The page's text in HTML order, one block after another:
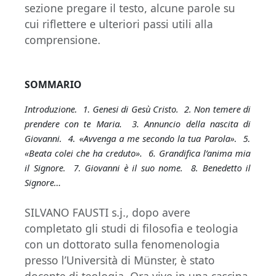
sezione pregare il testo, alcune parole su
cui riflettere e ulteriori passi utili alla
comprensione.
SOMMARIO
Introduzione. 1. Genesi di Gesù Cristo. 2. Non temere di
prendere con te Maria. 3. Annuncio della nascita di
Giovanni. 4. «Avvenga a me secondo la tua Parola». 5.
«Beata colei che ha creduto». 6. Grandifica l’anima mia
il Signore. 7. Giovanni è il suo nome. 8. Benedetto il
Signore…
SILVANO FAUSTI s.j., dopo avere
completato gli studi di filosofia e teologia
con un dottorato sulla fenomenologia
presso l’Università di Münster, è stato